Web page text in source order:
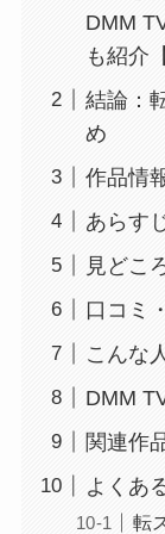
DMM
も紹介
結論：
め
作品情
あらす
見どこ
口コミ
こんな
DMM
関連作
よくあ
転